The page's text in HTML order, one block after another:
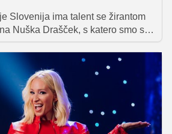
Slovenija ima talent se žirantom
Nuška Drašček, s katero smo se v
pogovarjali o njenih prehranskih
jedeh in tudi o tem, kako bi
skozi kulinariko.